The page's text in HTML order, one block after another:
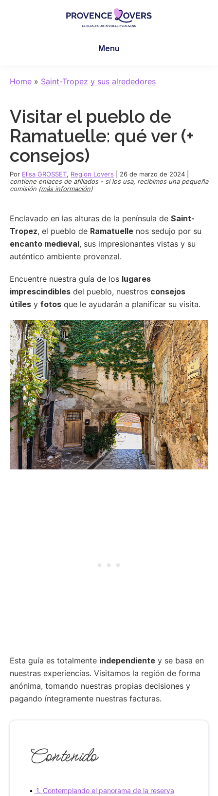
en
Le
blog
de
Claire
et
Manu
Menu
Home » Saint-Tropez y sus alrededores
Visitar el pueblo de
Ramatuelle: qué ver (+
consejos)
Por Elisa GROSSET, Region Lovers 26 de marzo de 2024
contiene enlaces de afiliados - si los usa, recibimos una pequeña
comisión (más información)
Enclavado en las alturas de la península de Saint-
Tropez, el pueblo de Ramatuelle nos sedujo por su
encanto medieval, sus impresionantes vistas y su
auténtico ambiente provenzal.
Encuentre nuestra guía de los lugares
imprescindibles del pueblo, nuestros consejos
útiles y fotos que le ayudarán a planificar su visita.
Esta guía es totalmente independiente y se basa en
nuestras experiencias. Visitamos la región de forma
anónima, tomando nuestras propias decisiones y
pagando íntegramente nuestras facturas.
Contenido
1. Contemplando el panorama de la reserva